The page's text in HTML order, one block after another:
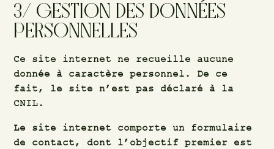
3/ GESTION DES DONNÉES
PERSONNELLES
Ce site internet ne recueille aucune
donnée à caractère personnel. De ce
fait, le site n’est pas déclaré à la
CNIL.
Le site internet comporte un formulaire
de contact, dont l’objectif premier est